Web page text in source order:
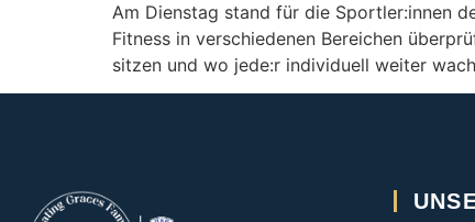
Am Dienstag stand für die Sportler:innen
Fitness in verschiedenen Bereichen
sitzen und wo jede:r individuell weiter